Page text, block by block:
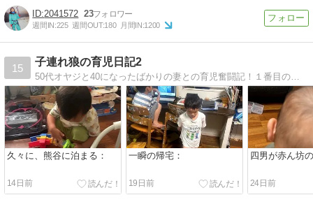
2041572 23
週間IN:225 週間OUT:180 月間IN:1200
15
子連れ狼の育児日記2
50代オヤジと40になったばかりの妻との育児奮闘記！１番目の子ができてから、ブログを続けております！！
久々に、熊谷に泊まる：
14日前
一瞬の帰宅：
19日前
四男が赤ん坊
24日前